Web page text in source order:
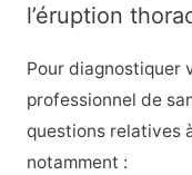
l’éruption
Pour diagnostiquer
professionnel de
questions relatives
notamment :